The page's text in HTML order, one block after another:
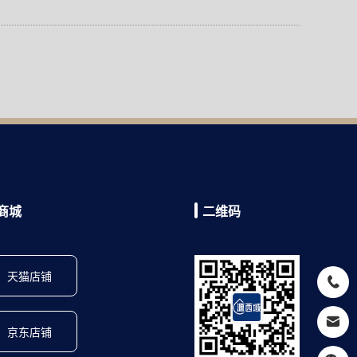
城
天猫店铺
京东店铺
二维码